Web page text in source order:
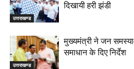
उत्तराखण्ड
दिखायी हरी झंडी
उत्तराखण्ड
मुख्यमंत्री ने जन
समाधान के दिए निर्देश